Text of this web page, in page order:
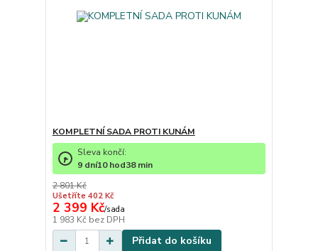
KOMPLETNÍ SADA PROTI KUNÁM
2 801 Kč
Ušetříte 402 Kč
2 399 Kč/sada
1 983 Kč bez DPH
Sleva končí:
9 dní10hod38min
Přidat do košíku